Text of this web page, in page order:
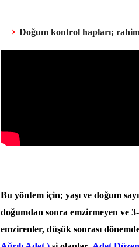
→ Doğum kontrol hapları;
Bu yöntem için; yaşı ve doğum
doğumdan sonra emzirmeyen ve
emzirenler, düşük sonrası